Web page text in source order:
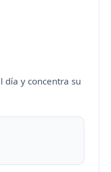
día y concentra su